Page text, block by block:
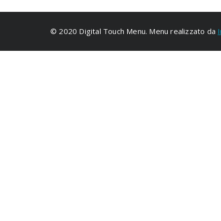
© 2020 Digital Touch Menu. Menu realizzato da